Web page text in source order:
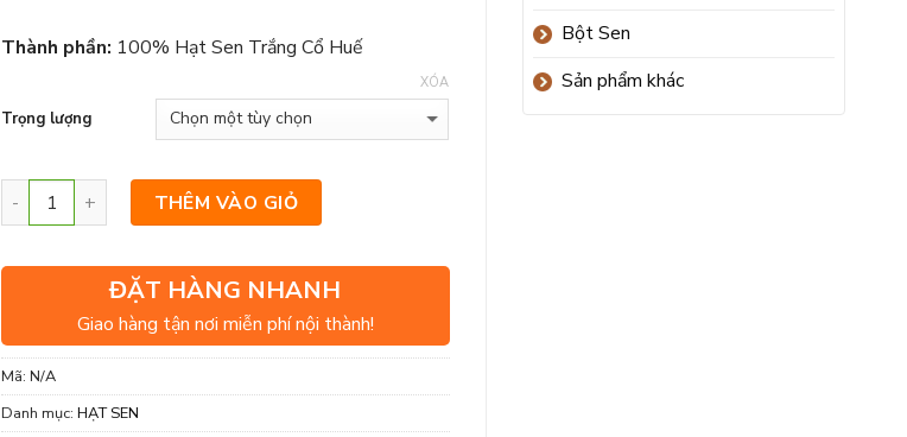
Thành phần: 100% Hạt Sen Trắng Cổ Huế
Trọng lượng
XÓA
THÊM VÀO GIỎ
ĐẶT HÀNG NHANH
Giao hàng tận nơi miễn phí nội thành!
Mã:N/A
Danh mục:HẠT SEN
Bột Sen
Sản phẩm khác